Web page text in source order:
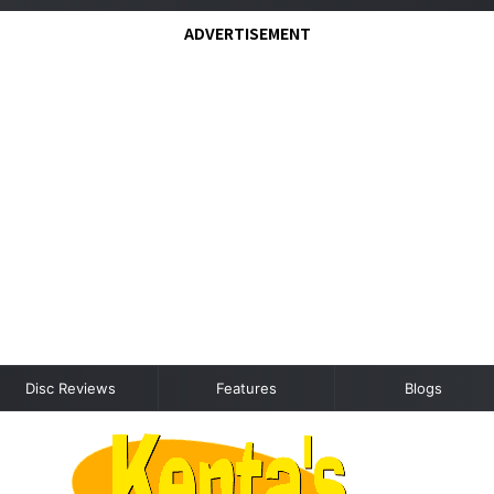
ADVERTISEMENT
Disc Reviews Features Blogs